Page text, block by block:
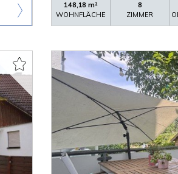
148,18 m²
WOHNFLÄCHE
8
ZIMMER